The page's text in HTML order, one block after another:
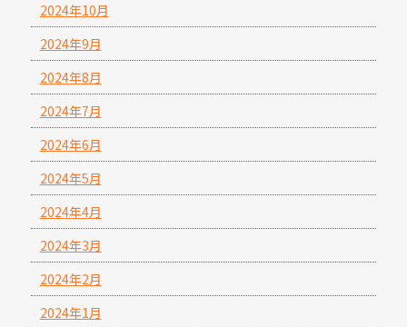
2024年10月
2024年9月
2024年8月
2024年7月
2024年6月
2024年5月
2024年4月
2024年3月
2024年2月
2024年1月